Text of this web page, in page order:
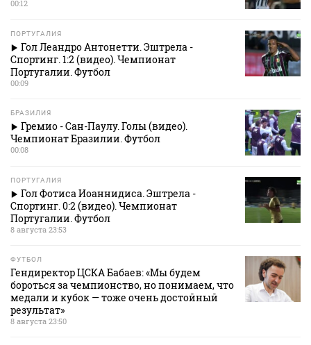
00:12
ПОРТУГАЛИЯ
Гол Леандро Антонетти. Эштрела -
Спортинг. 1:2 (видео). Чемпионат
Португалии. Футбол
00:09
БРАЗИЛИЯ
Гремио - Сан-Паулу. Голы (видео).
Чемпионат Бразилии. Футбол
00:08
ПОРТУГАЛИЯ
Гол Фотиса Иоаннидиса. Эштрела -
Спортинг. 0:2 (видео). Чемпионат
Португалии. Футбол
8 августа 23:53
ФУТБОЛ
Гендиректор ЦСКА Бабаев: «Мы будем
бороться за чемпионство, но понимаем, что
медали и кубок — тоже очень достойный
результат»
8 августа 23:50